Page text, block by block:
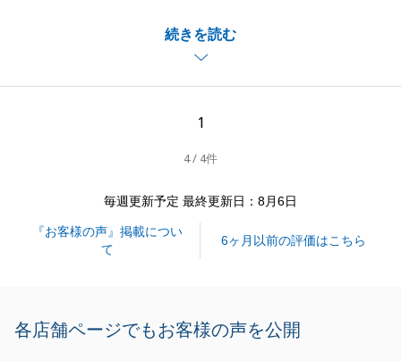
続きを読む
にご対応いただき、お手続きを大変スムーズに進める
重ねてお礼申し上げます。
今後とも何卒よろしくお願いいたします。
閉じる
1
4 / 4件
毎週更新予定 最終更新日：8月6日
『お客様の声』掲載につい
て
6ヶ月以前の評価はこちら
各店舗ページでもお客様の声を公開